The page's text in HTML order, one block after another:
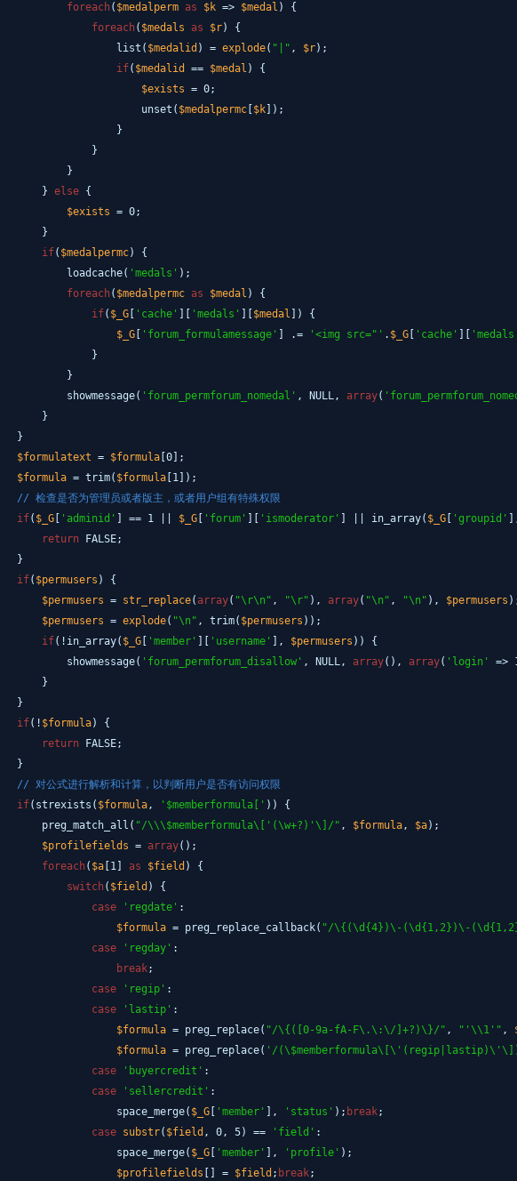
foreach( $medalperm as $k => $medal ) {
foreach( $medals as $r) {
list( $medalid ) = explode( "|" , $r);
if( $medalid == $medal ) {
$exists = 0;
unset( $medalpermc $k ]);
}
}
}
} else {
$exists = 0;
}
if( $medalpermc) {
loadcache( 'medals' );
foreach( $medalpermc as $medal ) {
if( $_G 'cache' 'medals' $medal ]) {
$_G
'forum_formulamessage' ] .= '<img src="' . $_G 'cache'
}
}
showmessage( 'forum_permforum_nomedal' , NULL, array(
}
}
$formulatext = $formula [0];
$formula = trim( $formula [1]);
// 检查是否为管理员或者版主，或者用户组有特殊权限
if( $_G 'adminid' ] == 1 || $_G 'forum' 'ismoderator' ] || in_array( $_G 'groupid'
return
FALSE;
}
if( $permusers ) {
$permusers = str_replace( array( "\r\n" , "\r" ), array( "\n" , "\n" ), $permusers
$permusers = explode( "\n" , trim( $permusers ));
if(!in_array( $_G 'member' 'username' ], $permusers )) {
showmessage( 'forum_permforum_disallow' , NULL, array(), array( 'login'
=>
}
}
if(! $formula) {
return
FALSE;
}
// 对公式进行解析和计算，以判断用户是否有访问权限
if(strexists( $formula, '$memberformula[' )) {
preg_match_all( "/\\\$memberformula\['(\w+?)'\]/" , $formula, $a);
$profilefields = array();
foreach( $a [1] as $field ) {
switch( $field ) {
case
'regdate' :
$formula = preg_replace_callback( "/\{(\d{4})\-(\d{1,2})\-
case
'regday' :
break;
case
'regip' :
case
'lastip' :
$formula = preg_replace( "/\{([0-9a-fA-F\.\:\/]+?)\}/" , "'\\1'" ,
$formula = preg_replace( '/
case
'buyercredit' :
case
'sellercredit' :
space_merge( $_G 'member' ], 'status' ); break;
case substr( $field , 0, 5) == 'field' :
space_merge( $_G 'member' ], 'profile' );
$profilefields [] = $field ; break;